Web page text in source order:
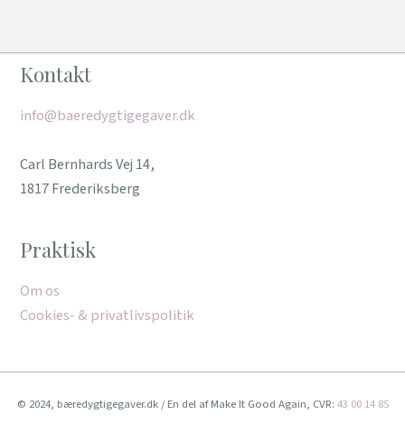
Kontakt
info@baeredygtigegaver.dk
Carl Bernhards Vej 14,
1817 Frederiksberg
Praktisk
Om os
Cookies- & privatlivspolitik
© 2024, bæredygtigegaver.dk / En del af Make It Good Again, CVR: 43 00 14 85